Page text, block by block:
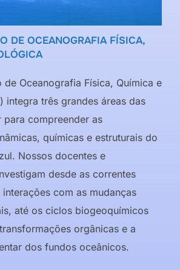
DE OCEANOGRAFIA FÍSICA,
de Oceanografia Física, Química e
integra três grandes áreas das
para compreender as
químicas e estruturais do
Nossos docentes e
desde as correntes
interações com as mudanças
até os ciclos biogeoquímicos
orgânicas e a
dos fundos oceânicos.